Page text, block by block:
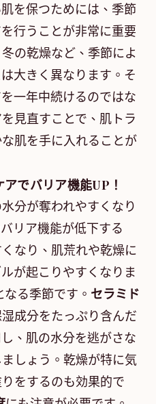
を保つためには、季節
行うことが非常に重要
の乾燥など、季節によ
大きく異なります。そ
一年中続けるのではな
見直すことで、肌トラ
肌を手に入れることが
でバリア機能UP！
分が奪われやすくなり
リア機能が低下する
なり、肌荒れや乾燥に
が起こりやすくなりま
る季節です。 セラミド
成分をたっぷり含んだ
、肌の水分を逃がさな
しょう。乾燥が特に気
をするのも効果的で